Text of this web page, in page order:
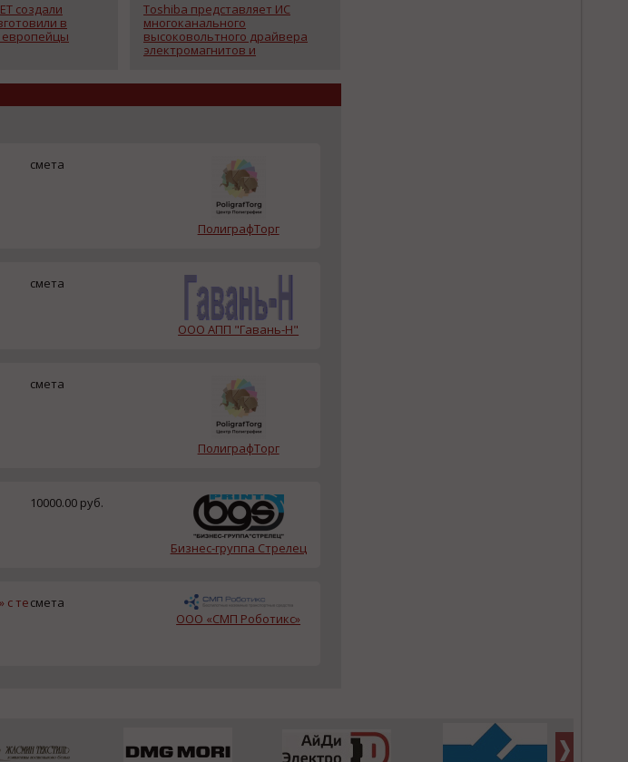
создали
в
Toshiba представляет ИС
многоканального
высоковольтного драйвера
электромагнитов и
смета
ПолиграфТорг
смета
ООО АПП "Гавань-Н"
смета
ПолиграфТорг
10000.00 руб.
Бизнес-группа Стрелец
с тесмета
ООО «СМП Роботикс»